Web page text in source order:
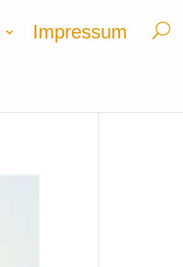
Impressum